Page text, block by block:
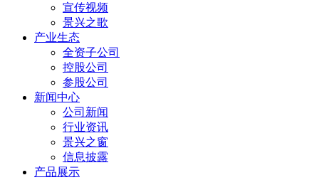
宣传视频
景兴之歌
产业生态
全资子公司
控股公司
参股公司
新闻中心
公司新闻
行业资讯
景兴之窗
信息披露
产品展示